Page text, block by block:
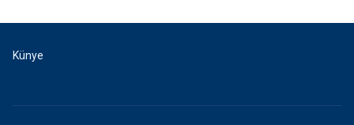
Künye